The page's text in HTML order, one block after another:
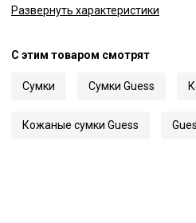
Страна
Код
Артикул
Развернуть характеристики
С этим товаром смотрят
Сумки Сумки Guess
Кожаные сумки Guess